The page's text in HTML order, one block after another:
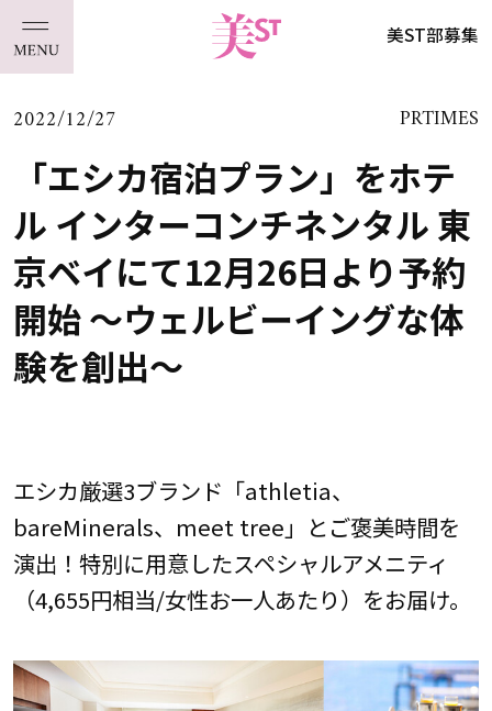
美ST部募集
2022/12/27 PRTIMES
「エシカ宿泊プラン」をホテ
ル インターコンチネンタル 東
京ベイにて12月26日より予約
開始 ～ウェルビーイングな体
験を創出～
エシカ厳選3ブランド「athletia、
bareMinerals、meet tree」とご褒美時間を
演出！特別に用意したスペシャルアメニティ
（4,655円相当/女性お一人あたり）をお届け。